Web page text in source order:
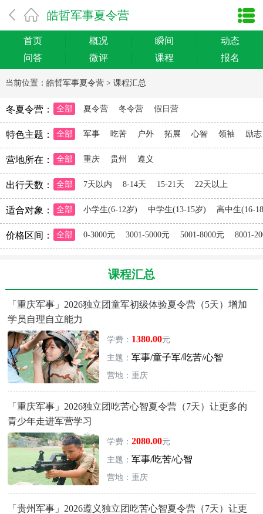
皓哲军事夏令营
首页 概况 瞬间
动态
问答
微评 课程 报名
当前位置： 皓哲军事夏令营> 课程汇总
冬夏令营： 全部 夏令营 冬令营 假日营
特色主题： 全部 军事 吃苦 户外 拓展 心智 领袖 励志
营地所在： 全部 重庆 贵州 遵义
出行天数： 全部 7天以内 8-14天 15-21天 22天以上
适合对象： 全部 小学生(6-12岁) 中学生(13-15岁) 高中生(16-
价格区间： 全部 0-3000元 3001-5000元 5001-8000元 8001-
课程汇总
「重庆军事」2026独立团童军初级体验夏令营（5天）增加
学员自理自立能力
学费： 1380.00元
主题： 军事/童子军/吃苦/心智
营地：重庆
「重庆军事」2026独立团吃苦心智夏令营（7天）让更多的
青少年走进军营学习
学费： 2080.00元
主题： 军事/吃苦/心智
营地：重庆
「贵州军事」2026遵义独立团吃苦心智夏令营（7天）让更